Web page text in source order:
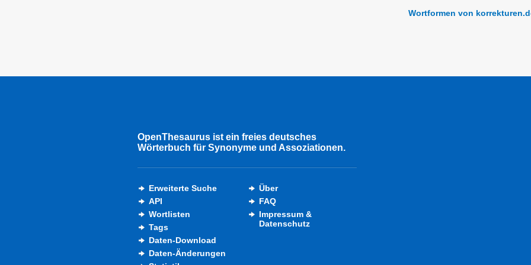
Wortformen von
OpenThesaurus ist ein freies deutsches
Wörterbuch für Synonyme und Assoziationen.
Erweiterte Suche
API
Wortlisten
Tags
Daten-Download
Daten-Änderungen
Über
FAQ
Impressum &
Datenschutz